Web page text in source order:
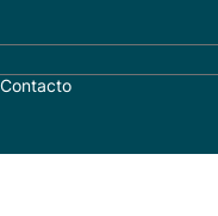
Contacto